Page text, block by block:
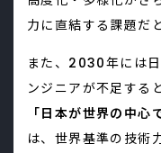
力に直結する課題だ
また、2030年には
ンジニアが不足する
「日本が世界の中心
は、世界基準の技術